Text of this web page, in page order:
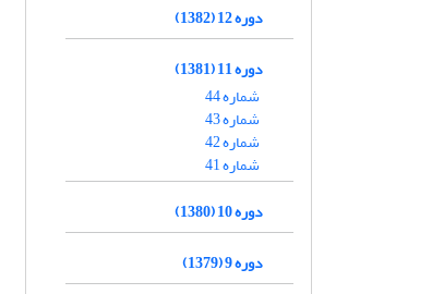
دوره 12 (1382)
دوره 11 (1381)
شماره 44
شماره 43
شماره 42
شماره 41
دوره 10 (1380)
دوره 9 (1379)